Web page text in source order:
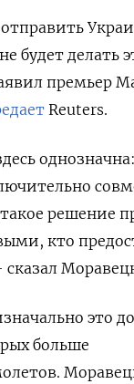
будет делать
премьер
Reuters.
решение
кто
это
больше